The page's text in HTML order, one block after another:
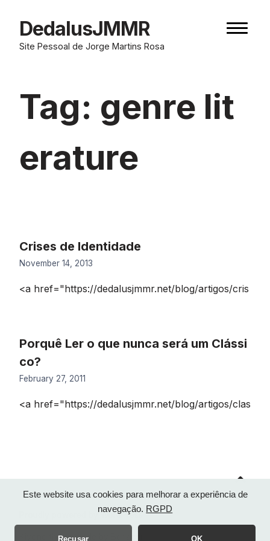
Este website usa cookies para melhorar a experiência de
navegação. RGPD
Recusar OK
contentDedalusJMMR
Site Pessoal de Jorge Martins Rosa
Tag: genre lit
erature
Crises de Identidade
November 14, 2013
<a href="https://dedalusjmmr.net/blog/artigos/cris
Porquê Ler o que nunca será um Clássi
co?
February 27, 2011
<a href="https://dedalusjmmr.net/blog/artigos/clas
to
top
Proudly powered by WordPress
Kiyono theme made by